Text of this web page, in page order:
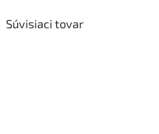
Súvisiaci tovar